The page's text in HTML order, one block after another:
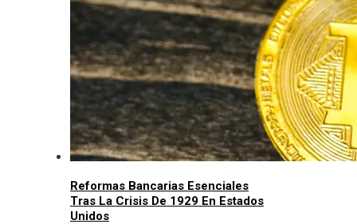
Reformas Bancarias Esenciales
Tras La Crisis De 1929 En Estados
Unidos